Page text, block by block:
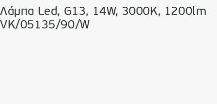
Λάμπα Led, G13, 14W, 3000K, 1200lm
VK/05135/90/W